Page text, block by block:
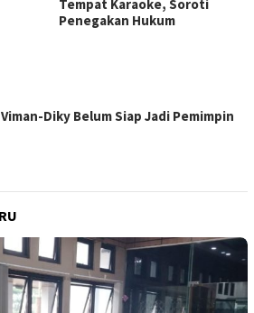
Tempat Karaoke, Soroti
Penegakan Hukum
Viman-Diky Belum Siap Jadi Pemimpin